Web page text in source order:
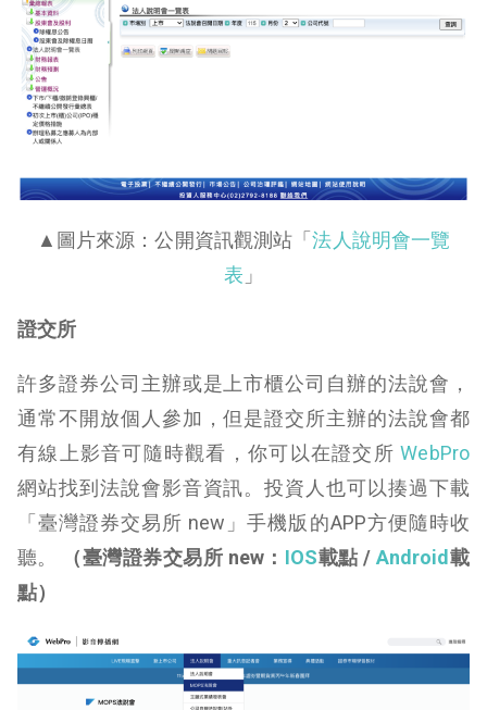
▲圖片來源：公開資訊觀測站「法人說明會一覽
表 」
證交所
許多證券公司主辦或是上市櫃公司自辦的法說會，
通常不開放個人參加，但是證交所主辦的法說會都
有線上影音可隨時觀看，你可以在證交所WebPro
網站找到 法說會影音資訊。投資人也可以揍過下載
「臺灣證券交易所 new」手機版的APP方便隨時收
聽。
（臺灣證券交易所 new： IOS載點 / Android載
點）